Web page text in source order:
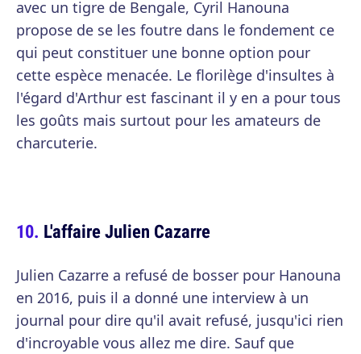
avec un tigre de Bengale, Cyril Hanouna
propose de se les foutre dans le fondement ce
qui peut constituer une bonne option pour
cette espèce menacée. Le florilège d'insultes à
l'égard d'Arthur est fascinant il y en a pour tous
les goûts mais surtout pour les amateurs de
charcuterie.
L'affaire Julien Cazarre
Julien Cazarre a refusé de bosser pour Hanouna
en 2016, puis il a donné une interview à un
journal pour dire qu'il avait refusé, jusqu'ici rien
d'incroyable vous allez me dire. Sauf que